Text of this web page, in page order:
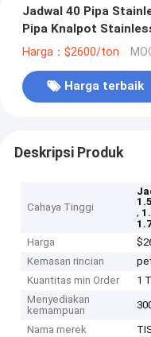
Jadwal 40 Pipa
Pipa Knalpot
Harga：$2600/ton
Harga terbaik
Deskripsi Produk
Cahaya Tinggi
,
Harga
Kemasan rincian
Kuantitas min Order
1
Menyediakan
kemampuan
Nama merek